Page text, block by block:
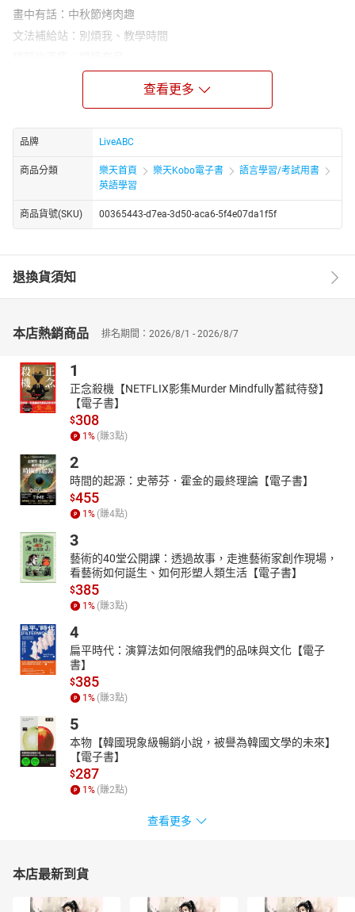
畫中有話：中秋節烤肉趣
文法補給站：別煩我、教學時間
流行最前線：萬聖夜冷知識大Fun送
玩味生活：美味麵包伴你每一天
安妮信箱：我的英雄
克漏字測驗：卡通影片的好與壞
悠遊文化：全球語言網路化：一個都不能少
科技漫遊：你今天TikTok了沒？
閱讀技巧：確認具說服力的語言
本月之星：張立昂
查看更多
品牌 LiveABC
商品分類 樂天首頁 樂天Kobo電子書
語言學習/考試用書
英語學習
商品貨號(SKU) 00365443-d7ea-3d50-aca6-5f4e07da1f5f
退換貨須知
本店熱銷商品 排名期間：2026/8/1 - 2026/8/7
1
正念殺機【NETFLIX影集Murder Mindfully蓄弒待發】
【電子書】
$308
1 % (賺3點)
2
時間的起源：史蒂芬．霍金的最終理論【電子書】
$455
1 % (賺4點)
3
藝術的40堂公開課：透過故事，走進藝術家創作現場，
看藝術如何誕生、如何形塑人類生活【電子書】
$385
1 % (賺3點)
4
扁平時代：演算法如何限縮我們的品味與文化【電子
書】
$385
1 % (賺3點)
5
本物【韓國現象級暢銷小說，被譽為韓國文學的未來】
【電子書】
$287
1 % (賺2點)
查看更多
本店最新到貨